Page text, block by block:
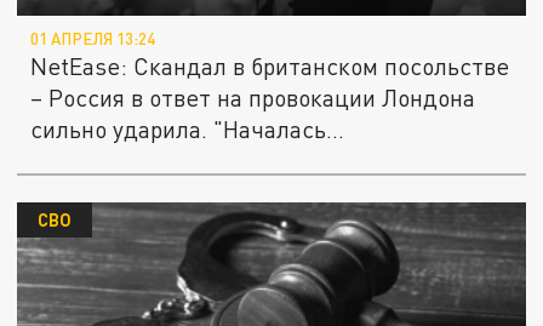
01 АПРЕЛЯ 13:24
NetEase: Скандал в британском посольстве
– Россия в ответ на провокации Лондона
сильно ударила. "Началась...
СВО